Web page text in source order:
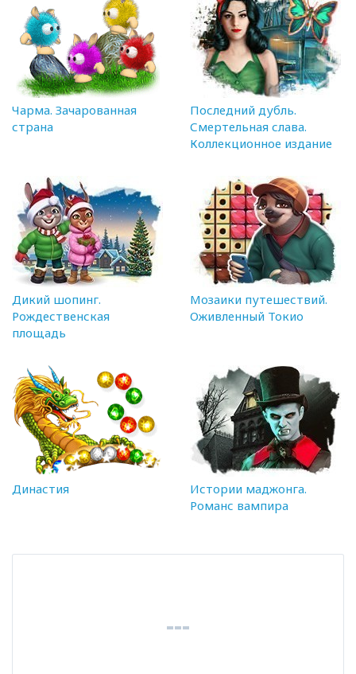
Чарма. Зачарованная
страна
Последний дубль.
Смертельная слава.
Коллекционное издание
Дикий шопинг.
Рождественская
площадь
Мозаики путешествий.
Оживленный Токио
Династия
Истории маджонга.
Романс вампира